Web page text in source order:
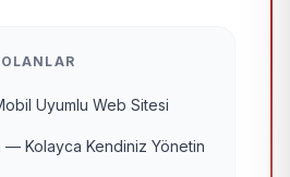
Uyumlu Web Sitesi
— Kolayca Kendiniz Yönetin